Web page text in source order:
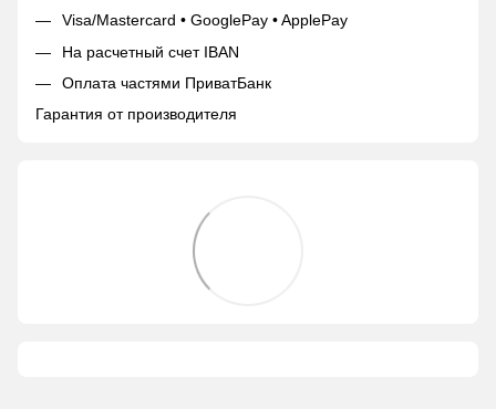
Visa/Mastercard • GooglePay • ApplePay
На расчетный счет IBAN
Оплата частями ПриватБанк
Гарантия от производителя